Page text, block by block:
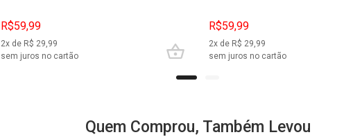
R$59,99
2x de R$ 29,99
sem juros no cartão
R$59,99
2x de R$ 29,99
sem juros no cartão
Quem Comprou, Também Levou